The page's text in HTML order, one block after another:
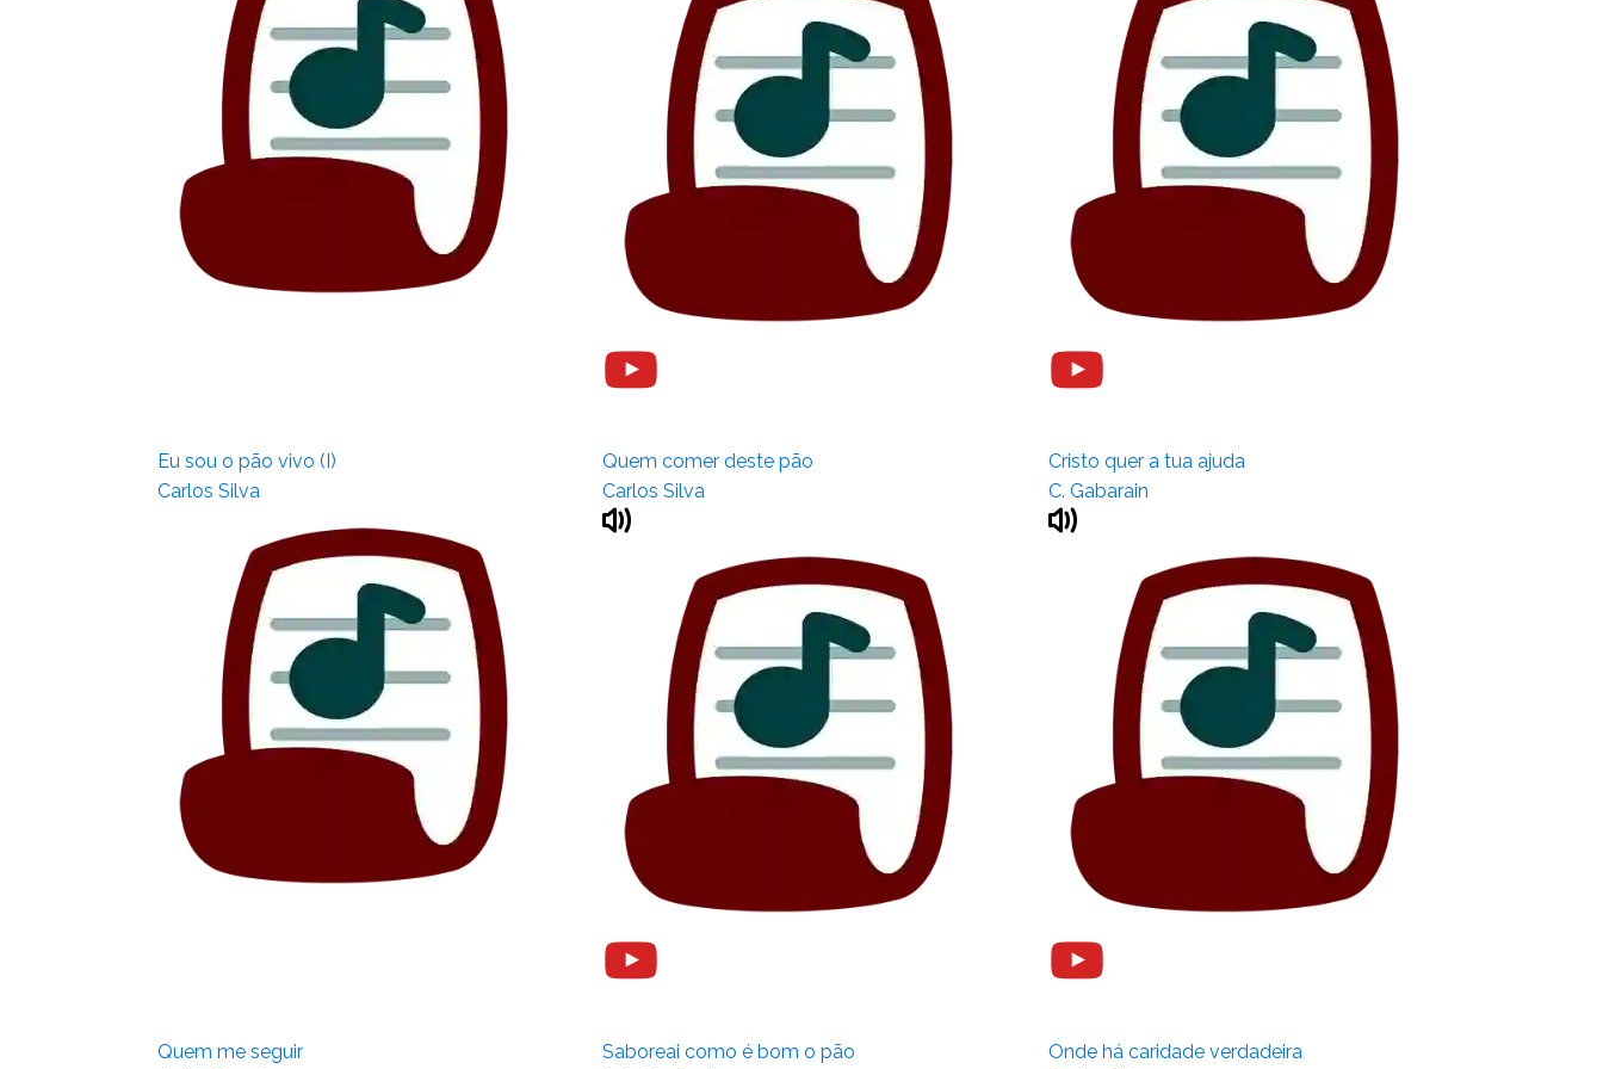
Eu sou o pão vivo (I)
Carlos Silva
Quem comer deste pão
Carlos Silva
Cristo quer a tua ajuda
C. Gabarain
Quem me seguir
Saboreai como é bom o pão
Onde há caridade verdadeira